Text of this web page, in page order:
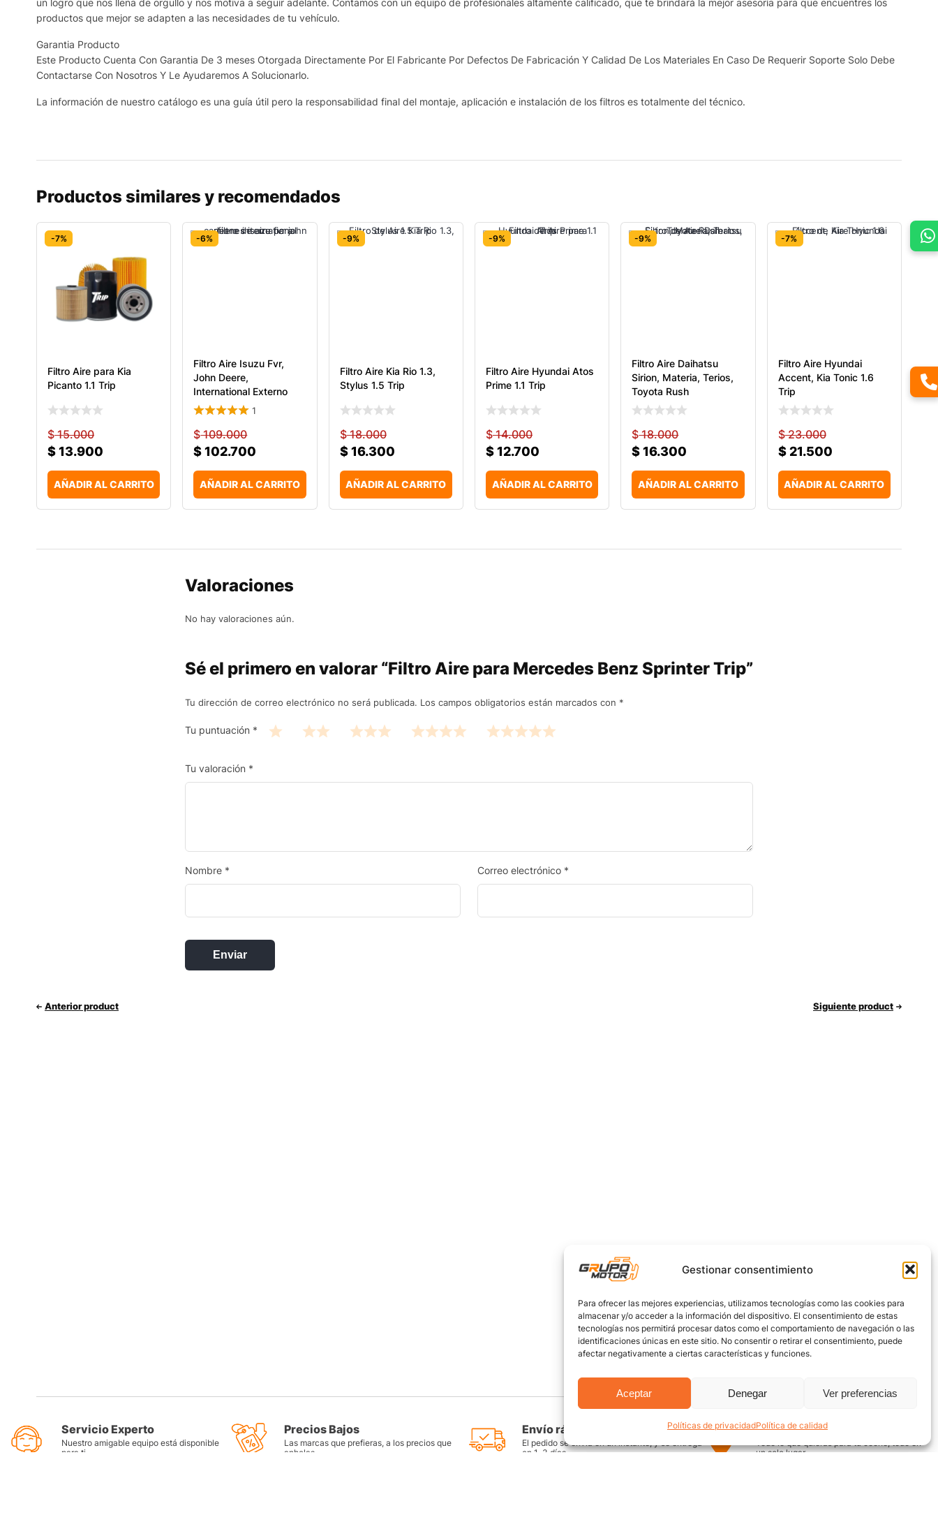
Gestionar consentimiento
Para ofrecer las mejores experiencias, utilizamos tecnologías como las cookies para
almacenar y/o acceder a la información del dispositivo. El consentimiento de estas
tecnologías nos permitirá procesar datos como el comportamiento de navegación o las
identificaciones únicas en este sitio. No consentir o retirar el consentimiento, puede
afectar negativamente a ciertas características y funciones.
Aceptar Denegar Ver preferencias
Políticas de privacidadPolítica de calidad
un logro que nos llena de orgullo y nos motiva a seguir adelante. Contamos con un equipo de profesionales altamente calificado, que te brindará la mejor asesoría para que encuentres los
productos que mejor se adapten a las necesidades de tu vehículo.
Garantia Producto
Este Producto Cuenta Con Garantia De 3 meses Otorgada Directamente Por El Fabricante Por Defectos De Fabricación Y Calidad De Los Materiales En Caso De Requerir Soporte Solo Debe
Contactarse Con Nosotros Y Le Ayudaremos A Solucionarlo.
La información de nuestro catálogo es una guía útil pero la responsabilidad final del montaje, aplicación e instalación de los filtros es totalmente del técnico.
Productos similares y recomendados
-7%
Filtro Aire para Kia
Picanto 1.1 Trip
$15.000
$13.900
AÑADIR AL CARRITO
-6%
Filtro Aire Isuzu Fvr,
John Deere,
International Externo
1
$109.000
$102.700
AÑADIR AL CARRITO
-9%
Filtro Aire Kia Rio 1.3,
Stylus 1.5 Trip
$18.000
$16.300
AÑADIR AL CARRITO
-9%
Filtro Aire Hyundai Atos
Prime 1.1 Trip
$14.000
$12.700
AÑADIR AL CARRITO
-9%
Filtro Aire Daihatsu
Sirion, Materia, Terios,
Toyota Rush
$18.000
$16.300
AÑADIR AL CARRITO
-7%
Filtro Aire Hyundai
Accent, Kia Tonic 1.6
Trip
$23.000
$21.500
AÑADIR AL CARRITO
Valoraciones
No hay valoraciones aún.
Sé el primero en valorar “Filtro Aire para Mercedes Benz Sprinter Trip”
Tu dirección de correo electrónico no será publicada. Los campos obligatorios están marcados con *
Tu puntuación *
Tu valoración *
Nombre * Correo electrónico *
Anterior product Siguiente product
Servicio Experto
Nuestro amigable equipo está disponible
para ti
Precios Bajos
Las marcas que prefieras, a los precios que
anhelas
Envío rápido y seguro
El pedido se envía en un instante, y se entrega
en 1-3 días
Encuentra aquí
Todo lo que quieras para tu coche, todo en
un solo lugar